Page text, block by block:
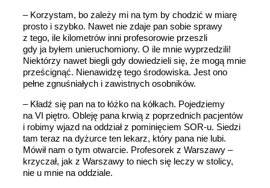
– Korzystam, bo zależy mi na tym by chodzić w miarę
prosto i szybko. Nawet nie zdaje pan sobie sprawy
z tego, ile kilometrów inni profesorowie przeszli
gdy ja byłem unieruchomiony. O ile mnie wyprzedzili!
Niektórzy nawet biegli gdy dowiedzieli się, że mogą mnie
prześcignąć. Nienawidzę tego środowiska. Jest ono
pełne zgnuśniałych i zawistnych osobników.
– Kładź się pan na to łóżko na kółkach. Pojedziemy
na VI piętro. Obleję pana krwią z poprzednich pacjentów
i robimy wjazd na oddział z pominięciem SOR-u. Siedzi
tam teraz na dyżurce ten lekarz, który pana nie lubi.
Mówił nam o tym otwarcie. Profesorek z Warszawy –
krzyczał, jak z Warszawy to niech się leczy w stolicy,
nie u mnie na oddziale.